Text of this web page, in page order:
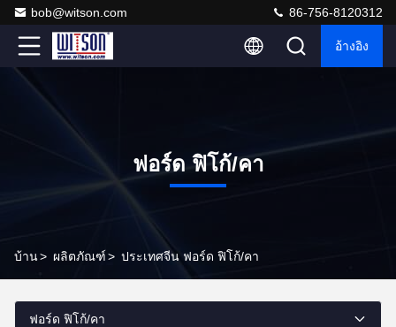
bob@witson.com 86-756-8120312
อ้างอิง
ฟอร์ด ฟิโก้/คา
บ้าน> ผลิตภัณฑ์> ประเทศจีน ฟอร์ด ฟิโก้/คา
ฟอร์ด ฟิโก้/คา